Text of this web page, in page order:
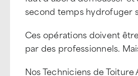
second temps hydrofuger
Ces opérations doivent
par des professionnels.
Nos Techniciens de Toiture